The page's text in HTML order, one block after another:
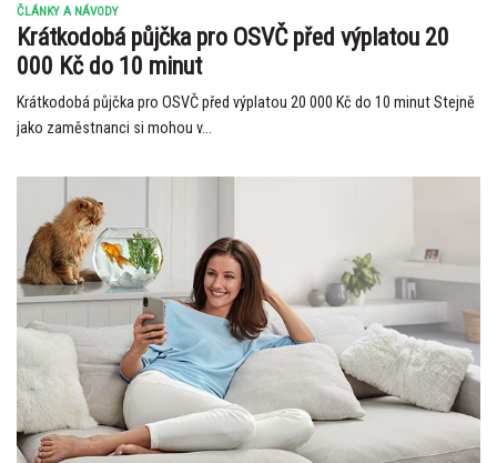
ČLÁNKY A NÁVODY
Krátkodobá půjčka pro OSVČ před výplatou 20
000 Kč do 10 minut
Krátkodobá půjčka pro OSVČ před výplatou 20 000 Kč do 10 minut Stejně
jako zaměstnanci si mohou v...